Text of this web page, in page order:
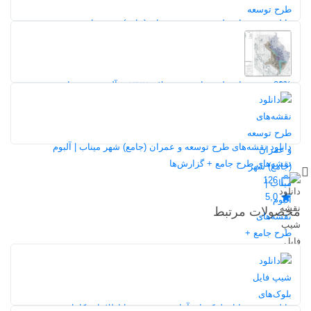
20%
20%
دانلود نقشه‌های طرح توسعه و عمران (جامع) شهر نهاوند
127
5,0
20%
دانلود نقشه‌های طرح جامع شهر ملایر ۱۳۸۷ + آلبوم نقشه‌ها
132
5,0
20%
دانلود نقشه‌های طرح توسعه و عمران (جامع) شهر میناب | آلبوم
نقشه‌های طرح جامع + گزارش‌ها
126
5,0
محصولات مرتبط
دانلود شیپ فایل بلوک‌های آماری شهر دوزه | اطلاعات کامل جمعیت،